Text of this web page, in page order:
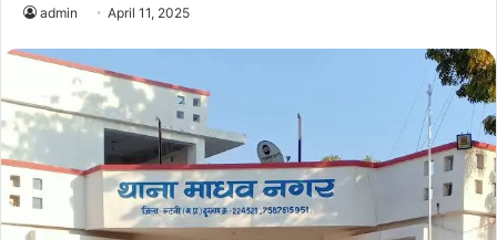
admin April 11, 2025